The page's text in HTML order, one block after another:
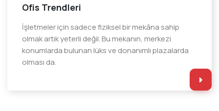
Ofis Trendleri
İşletmeler için sadece fiziksel bir mekâna sahip
olmak artık yeterli değil. Bu mekanın, merkezi
konumlarda bulunan lüks ve donanımlı plazalarda
olması da.